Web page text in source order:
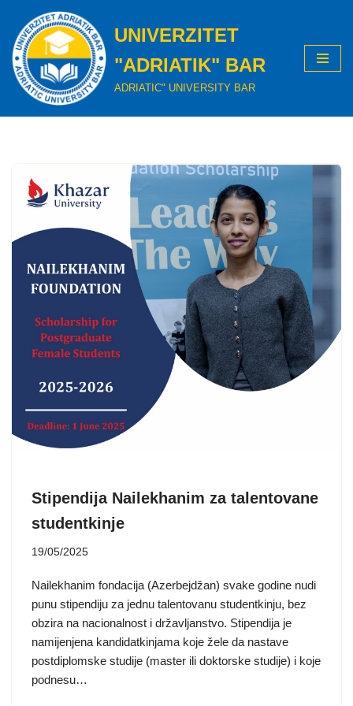
Skip
to
content
UNIVERZITET
"ADRIATIK" BAR
ADRIATIC" UNIVERSITY BAR
Stipendija Nailekhanim za talentovane
studentkinje
19/05/2025
Nailekhanim fondacija (Azerbejdžan) svake godine nudi
punu stipendiju za jednu talentovanu studentkinju, bez
obzira na nacionalnost i državljanstvo. Stipendija je
namijenjena kandidatkinjama koje žele da nastave
postdiplomske studije (master ili doktorske studije) i koje
podnesu…